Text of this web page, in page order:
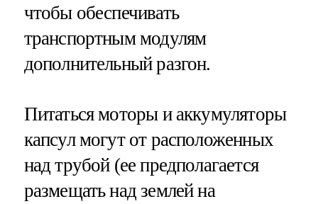
чтобы обеспечивать
транспортным модулям
дополнительный разгон.
Питаться моторы и аккумуляторы
капсул могут от расположенных
над трубой (ее предполагается
размещать над землей на